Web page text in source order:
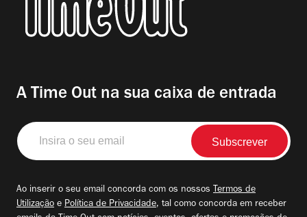
A Time Out na sua caixa de entrada
Insira
o
seu
Ao inserir o seu email concorda com os nossos Termos de
Utilização e Política de Privacidade, tal como concorda em receber